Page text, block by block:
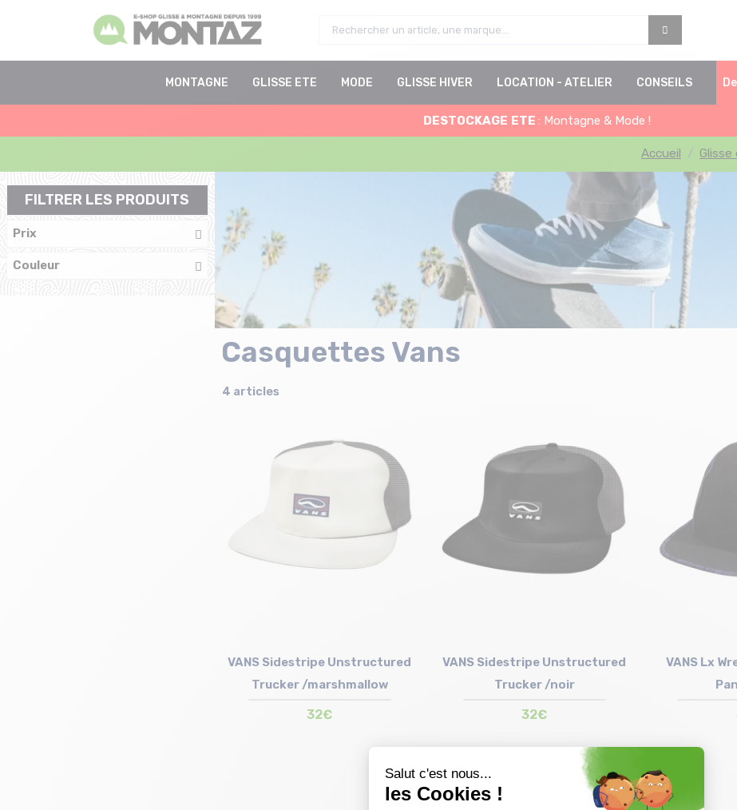
MONTAGNE GLISSE ETE MODE GLISSE HIVER LOCATION - ATELIER CONSEILS
DESTOCKAGE ETE : Montagne & Mode !
Accueil Glisse
FILTRER LES PRODUITS
Prix
Couleur
Casquettes Vans
4 articles
VANS Sidestripe Unstructured
Trucker /marshmallow
32€
VANS Sidestripe Unstructured
Trucker /noir
32€
VANS Lx